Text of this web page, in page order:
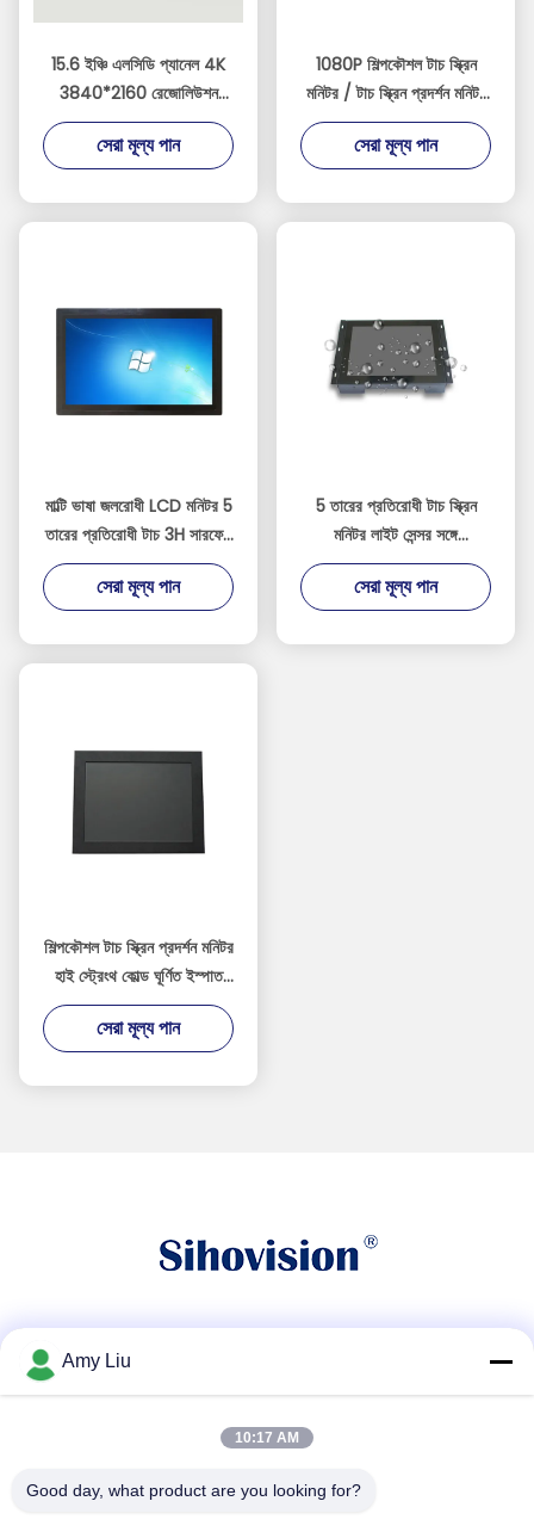
15.6 ইঞ্চি এলসিডি প্যানেল 4K
3840*2160 রেজোলিউশন
ডিসপ্লে 1000 নিট টাচস্ক্রিন
মনিটর
সেরা মূল্য পান
1080P শিল্পকৌশল টাচ স্ক্রিন
মনিটর / টাচ স্ক্রিন প্রদর্শন মনিটর
সাপোর্ট রাস্পবেরি পিআই
সেরা মূল্য পান
মাল্টি ভাষা জলরোধী LCD মনিটর 5
তারের প্রতিরোধী টাচ 3H সারফেস
কঠোরতা
সেরা মূল্য পান
5 তারের প্রতিরোধী টাচ স্ক্রিন
মনিটর লাইট সেন্সর সঙ্গে
অ্যালুমিনিয়াম খাদ উপাদান
সেরা মূল্য পান
শিল্পকৌশল টাচ স্ক্রিন প্রদর্শন মনিটর
হাই স্ট্রেংথ কোল্ড ঘূর্ণিত ইস্পাত
উপাদান
সেরা মূল্য পান
টেলিফোন
Amy Liu
10:17 AM
Good day, what product are you looking for?